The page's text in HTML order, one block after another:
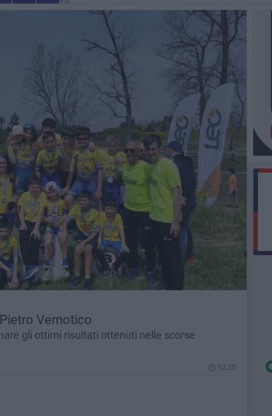
Vernotico
gli ottimi risultati ottenuti nelle scorse
12.20